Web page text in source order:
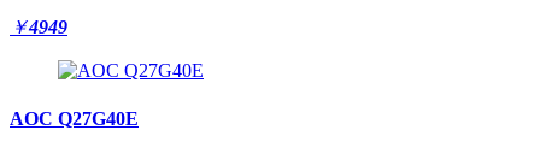
￥4949
AOC Q27G40E